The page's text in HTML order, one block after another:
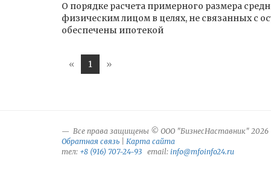
О порядке расчета примерного размера
физическим лицом в целях, не связанных с
обеспечены ипотекой
« 1 »
Все права защищены © ООО "БизнесНаставник" 2026
Обратная связь
Карта сайта
тел: +8 (916) 707-24-93 email: info@mfoinfo24.ru